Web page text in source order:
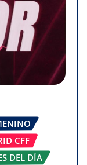
CFF
DEL DÍA